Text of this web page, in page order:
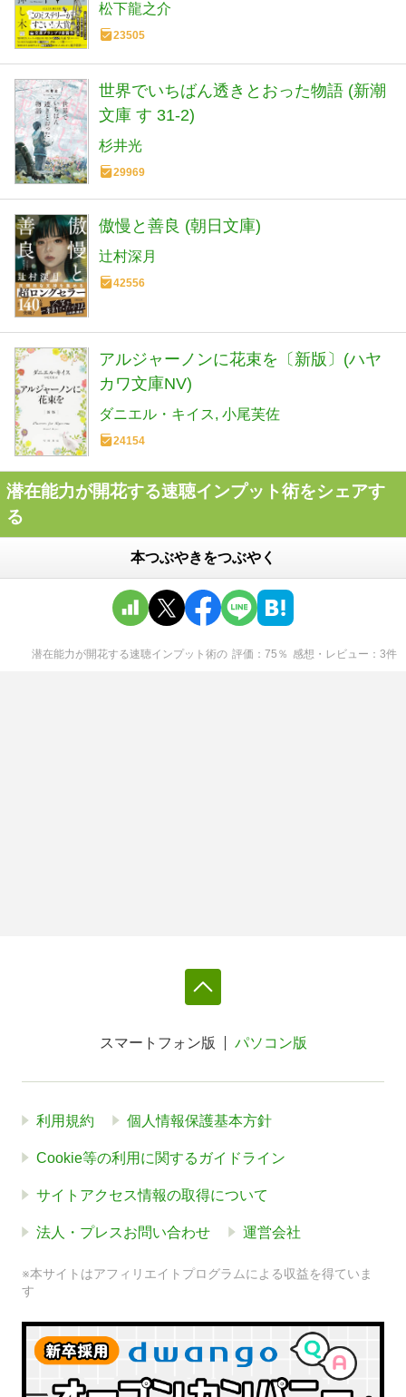
松下龍之介
23505
世界でいちばん透きとおった物語 (新潮
文庫 す 31-2)
杉井光
29969
傲慢と善良 (朝日文庫)
辻村深月
42556
アルジャーノンに花束を〔新版〕(ハヤ
カワ文庫NV)
ダニエル・キイス 小尾芙佐
24154
潜在能力が開花する速聴インプット術をシェアす
る
本つぶやきをつぶやく
潜在能力が開花する速聴インプット術の 評価 75 ％ 感想・レビュー 3件
スマートフォン版 パソコン版
利用規約 個人情報保護基本方針
Cookie等の利用に関するガイドライン
サイトアクセス情報の取得について
法人・プレスお問い合わせ 運営会社
※本サイトはアフィリエイトプログラムによる収益を得ていま
す